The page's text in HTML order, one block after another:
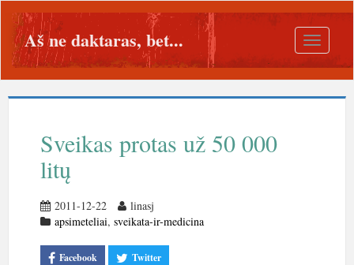
Toggle
Aš ne daktaras, bet...
Sveikas protas už 50 000
litų
2011-12-22
linasj
apsimeteliai, sveikata-ir-medicina
Facebook Twitter